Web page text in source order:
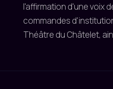
l'affirmation d'une voix
commandes
Théâtre du Châtelet,